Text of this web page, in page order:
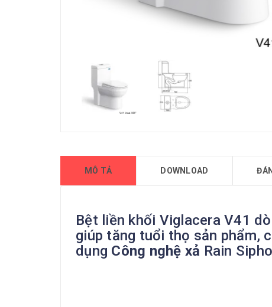
MÔ TẢ DOWNLOAD
Bệt liền khối Viglacera V41
giúp tăng tuổi thọ sản phẩm,
dụng Công nghệ xả Rain